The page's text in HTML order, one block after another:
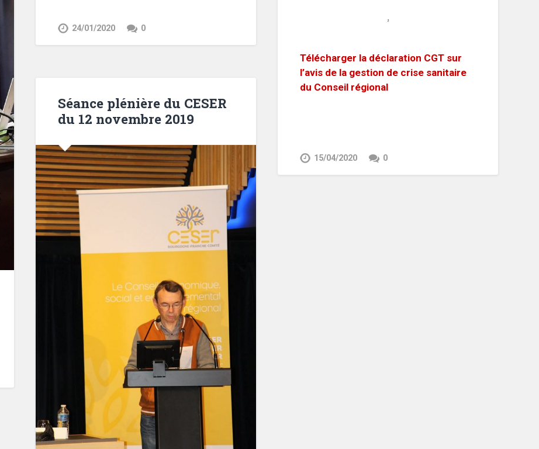
Télécharger la déclaration CGT sur
l’avis de la gestion de crise sanitaire
du Conseil régional
15/04/2020 0
24/01/2020 0
Séance plénière du CESER
du 12 novembre 2019